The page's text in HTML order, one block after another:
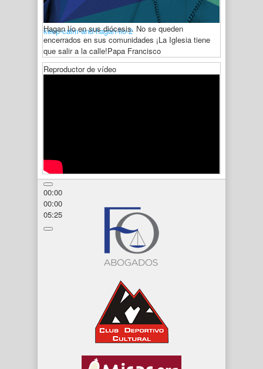
keep-calm-and-hagan-lio-2
Hagan lío en sus diócesis. No se queden
encerrados en sus comunidades ¡La Iglesia tiene
que salir a la calle!Papa Francisco
Reproductor de vídeo
00:00
00:00
05:25